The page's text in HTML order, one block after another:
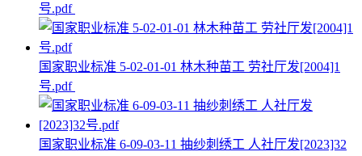
号.pdf
国家职业标准 5-02-01-01 林木种苗工 劳社厅发[2004]1
号.pdf
国家职业标准 6-09-03-11 抽纱刺绣工 人社厅发[2023]32